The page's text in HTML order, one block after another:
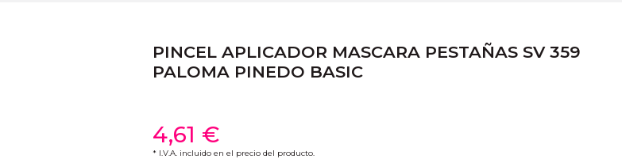
PINCEL APLICADOR MASCARA PESTAÑAS SV 359
PALOMA PINEDO BASIC
4,61 €
* I.V.A. incluido en el precio del producto.